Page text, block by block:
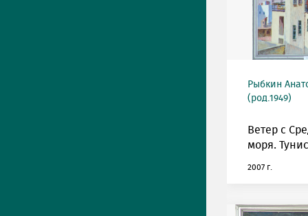
Рыбкин
(род.1949)
Ветер с
моря.
2007 г.